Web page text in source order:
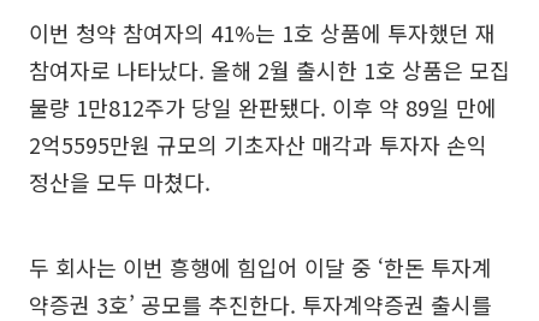
이번 청약 참여자의 41%는 1호 상품에 투자했던 재
참여자로 나타났다. 올해 2월 출시한 1호 상품은 모집
물량 1만812주가 당일 완판됐다. 이후 약 89일 만에
2억5595만원 규모의 기초자산 매각과 투자자 손익
정산을 모두 마쳤다.
두 회사는 이번 흥행에 힘입어 이달 중 ‘한돈 투자계
약증권 3호’ 공모를 추진한다. 투자계약증권 출시를